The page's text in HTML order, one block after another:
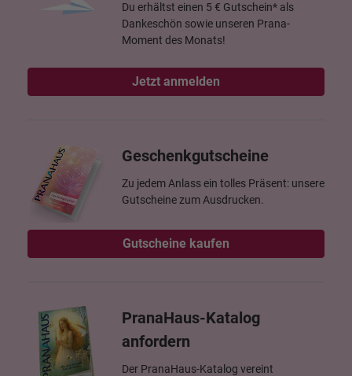
Du erhältst einen 5 € Gutschein* als
Dankeschön sowie unseren Prana-
Moment des Monats!
Jetzt anmelden
Geschenkgutscheine
Zu jedem Anlass ein tolles Präsent: unsere
Gutscheine zum Ausdrucken.
Gutscheine kaufen
PranaHaus-Katalog
anfordern
Der PranaHaus-Katalog vereint